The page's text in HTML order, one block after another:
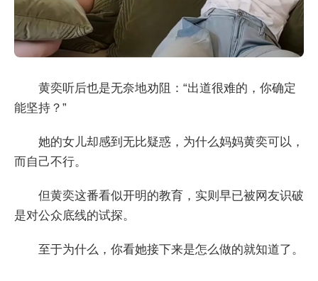
黄奕听后也是无奈地劝阻：“出道很难的，你确定
能坚持？”
她的女儿却感到无比疑惑，为什么妈妈黄奕可以，
而自己不行。
但黄奕这番看似开明的教育，实则早已被网友识破
是对公众底线的试探。
至于为什么，你看她接下来是怎么做的就知道了。